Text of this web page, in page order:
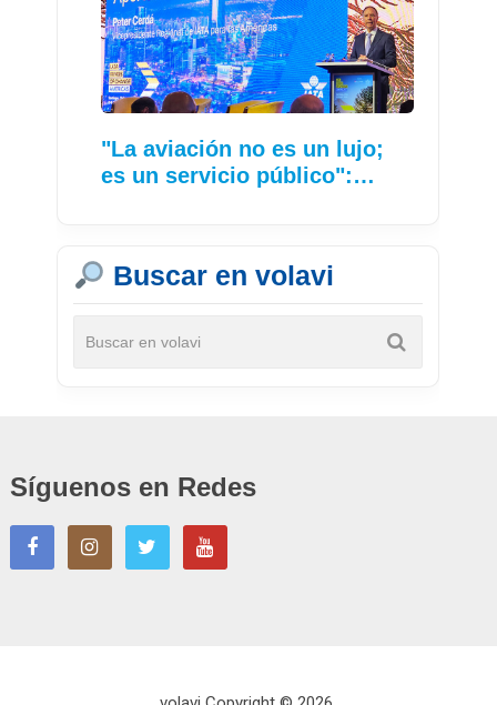
"La aviación no es un lujo;
es un servicio público":…
Buscar en volavi
Síguenos en Redes